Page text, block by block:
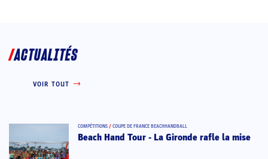
ACTUALITÉS
VOIR TOUT
COMPÉTITIONS / COUPE DE FRANCE BEACHHANDBALL
Beach Hand Tour - La Gironde rafle la mise